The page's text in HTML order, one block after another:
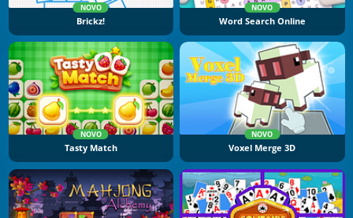
NOVO
Brickz!
NOVO
Word Search Online
NOVO
Tasty Match
NOVO
Voxel Merge 3D